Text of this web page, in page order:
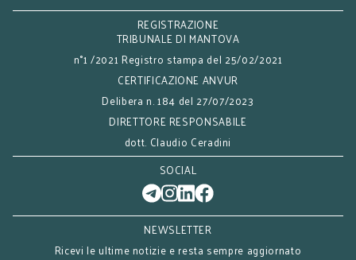
REGISTRAZIONE
TRIBUNALE DI MANTOVA
n°1 /2021 Registro stampa del 25/02/2021
CERTIFICAZIONE ANVUR
Delibera n. 184 del 27/07/2023
DIRETTORE RESPONSABILE
dott. Claudio Ceradini
SOCIAL
NEWSLETTER
Ricevi le ultime notizie e resta sempre aggiornato